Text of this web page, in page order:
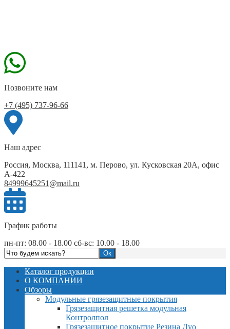
Позвоните нам
+7 (495) 737-96-66
Наш адрес
Россия, Москва, 111141, м. Перово, ул. Кусковская 20А, офис
А-422
84999645251@mail.ru
График работы
пн-пт: 08.00 - 18.00 сб-вс: 10.00 - 18.00
Каталог продукции
О КОМПАНИИ
Обзоры
Модульные грязезащитные покрытия
Грязезащитная решетка модульная
Контролпол
Грязезащитное покрытие Резина Дуо